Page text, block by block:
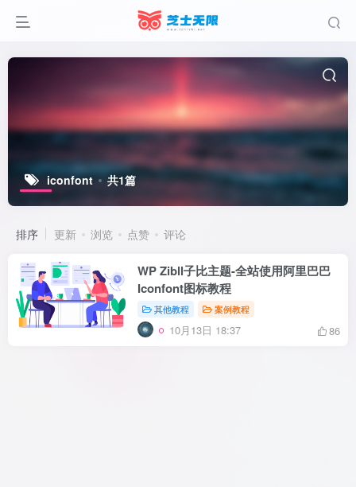
iconfont 共1篇
排序 更新 浏览 点赞 评论
WP Zibll子比主题-全站使用阿里巴巴
Iconfont图标教程
其他教程 案例教程
10月13日 18:37 86